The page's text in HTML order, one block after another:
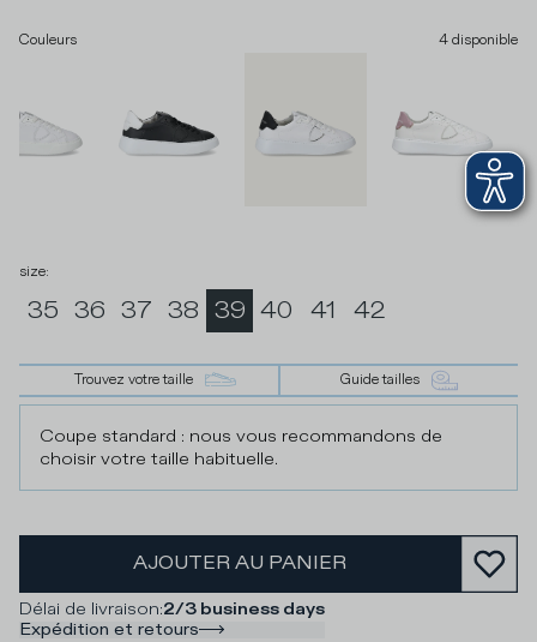
Couleurs 4 disponible
size:
35 36 37 38 39 40 41 42
Trouvez votre taille Guide tailles
Coupe standard : nous vous recommandons de
choisir votre taille habituelle.
AJOUTER AU PANIER
Délai de livraison:2/3 business days
Expédition et retours